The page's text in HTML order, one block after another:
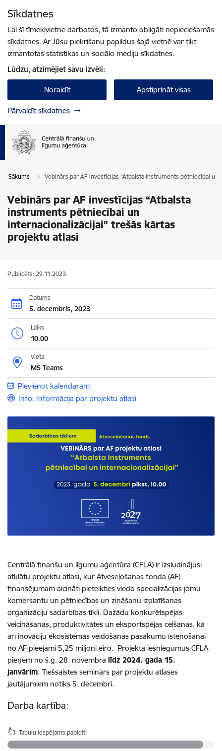
Sīkdatnes
Lai šī tīmekļvietne darbotos, tā izmanto obligāti nepieciešamās
sīkdatnes. Ar Jūsu piekrišanu papildus šajā vietnē var tikt
izmantotas statistikas un sociālo mediju sīkdatnes.
Lūdzu, atzīmējiet savu izvēli:
Noraidīt Apstiprināt visas
Pārvaldīt sīkdatnes
Sākums Vebinārs par AF investīcijas “Atbalsta instruments pētniecībai
Vebinārs par AF investīcijas “Atbalsta
instruments pētniecībai un
internacionalizācijai” trešās kārtas
projektu atlasi
Publicēts: 29.11.2023.
Datums
5. decembris, 2023
Laiks
10.00
Vieta
MS Teams
Pievienot kalendāram
Info: Informācija par projektu atlasi
Centrālā finanšu un līgumu aģentūra (CFLA) ir izsludinājusi
atklātu projektu atlasi, kur Atveseļošanas fonda (AF)
finansējumam aicināti pieteikties viedo specializācijas jomu
komersantu un pētniecības un zināšanu izplatīšanas
organizāciju sadarbības tīkli. Dažādu konkurētspējas
veicināšanas, produktivitātes un eksportspējas celšanas, kā
arī inovāciju ekosistēmas veidošanas pasākumu īstenošanai
no AF pieejami 5,25 miljoni eiro. Projekta iesniegumus CFLA
pieņem no š.g. 28. novembra līdz 2024. gada 15.
janvārim. Tiešsaistes seminārs par projektu atlases
jautājumiem notiks 5. decembrī.
Darba kārtība:
Tabulu iespējams pabīdīt!